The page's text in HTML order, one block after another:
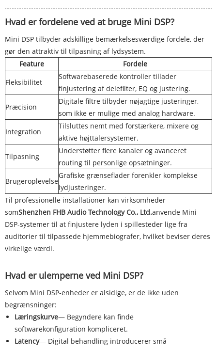
Hvad er fordelene ved at bruge Mini DSP?
Mini DSP tilbyder adskillige bemærkelsesværdige fordele, der
gør den attraktiv til tilpasning af lydsystem.
Feature
Fordele
Fleksibilitet
Softwarebaserede kontroller tillader
finjustering af delefilter, EQ og justering.
Præcision
Digitale filtre tilbyder nøjagtige justeringer,
som ikke er mulige med analog hardware.
Integration
Tilsluttes nemt med forstærkere, mixere og
aktive højttalersystemer.
Tilpasning
Understøtter flere kanaler og avanceret
routing til personlige opsætninger.
Brugeroplevelse
Grafiske grænseflader forenkler komplekse
lydjusteringer.
Til professionelle installationer kan virksomheder
somShenzhen FHB Audio Technology Co., Ltd.anvende Mini
DSP-systemer til at finjustere lyden i spillesteder lige fra
auditorier til tilpassede hjemmebiografer, hvilket beviser deres
virkelige værdi.
Hvad er ulemperne ved Mini DSP?
Selvom Mini DSP-enheder er alsidige, er de ikke uden
begrænsninger:
Læringskurve— Begyndere kan finde
softwarekonfiguration kompliceret.
Latency— Digital behandling introducerer små